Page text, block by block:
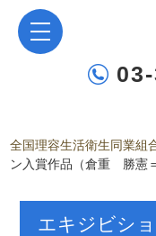
全国理容生活衛生同業組
ン入賞作品（倉重 勝憲
エキジビシ